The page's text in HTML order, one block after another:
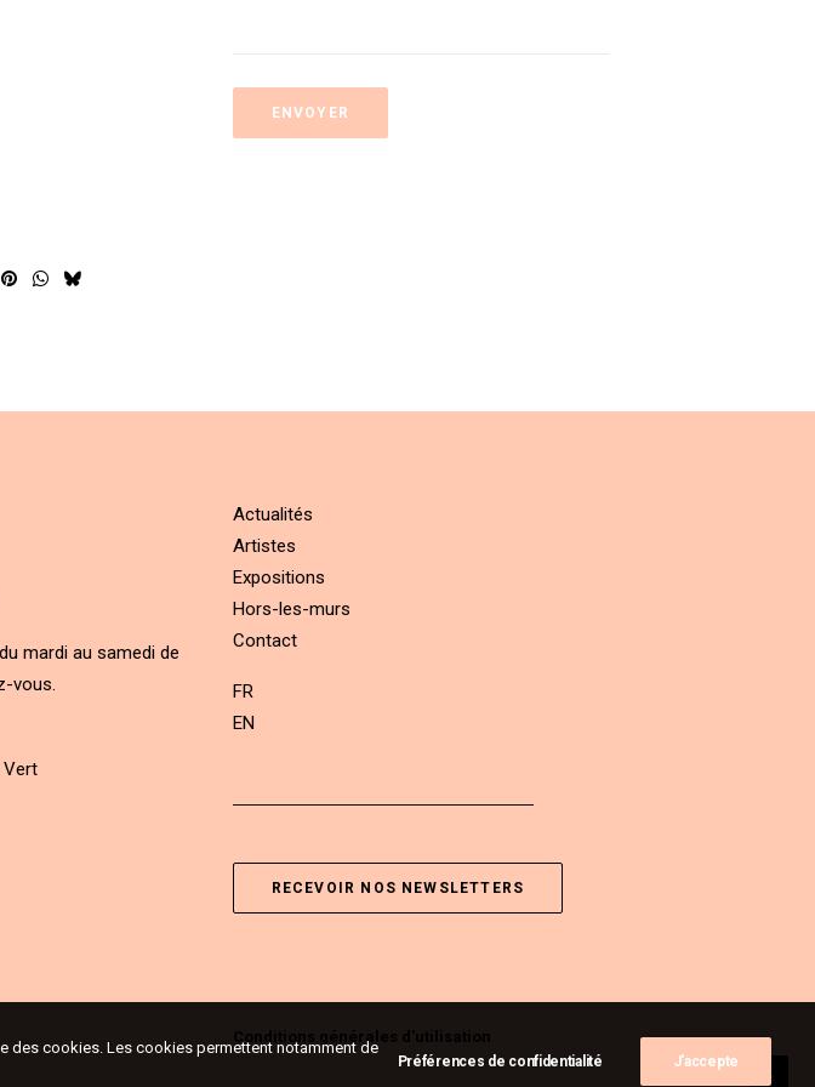
mardi au samedi de
vous.
Vert
Actualités
Artistes
Expositions
Hors-les-murs
Contact
FR
EN
RECEVOIR NOS NEWSLETTERS
Conditions générales d'utilisation
des cookies. Les cookies permettent notamment de
Préférences de confidentialité J'accepte